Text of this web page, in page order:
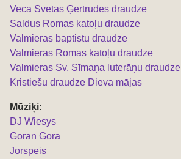
Vecā Svētās Ģertrūdes draudze
Saldus Romas katoļu draudze
Valmieras baptistu draudze
Valmieras Romas katoļu draudze
Valmieras Sv. Sīmaņa luterāņu draudze
Kristiešu draudze Dieva mājas
Mūziķi:
DJ Wiesys
Goran Gora
Jorspeis